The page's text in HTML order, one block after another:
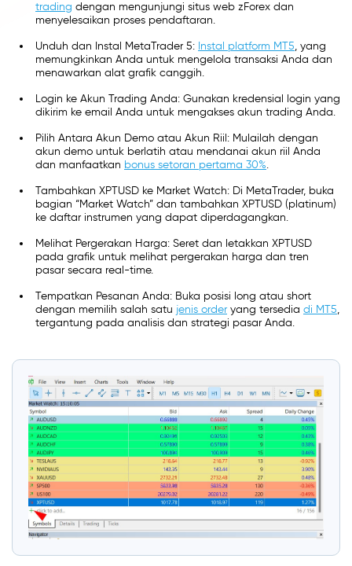
trading dengan mengunjungi situs web zForex dan
menyelesaikan proses pendaftaran.
Unduh dan Instal MetaTrader 5: Instal platform MT5, yang
memungkinkan Anda untuk mengelola transaksi Anda dan
menawarkan alat grafik canggih.
Login ke Akun Trading Anda: Gunakan kredensial login yang
dikirim ke email Anda untuk mengakses akun trading Anda.
Pilih Antara Akun Demo atau Akun Riil: Mulailah dengan
akun demo untuk berlatih atau mendanai akun riil Anda
dan manfaatkan bonus setoran pertama 30%.
Tambahkan XPTUSD ke Market Watch: Di MetaTrader, buka
bagian “Market Watch” dan tambahkan XPTUSD (platinum)
ke daftar instrumen yang dapat diperdagangkan.
Melihat Pergerakan Harga: Seret dan letakkan XPTUSD
pada grafik untuk melihat pergerakan harga dan tren
pasar secara real-time.
Tempatkan Pesanan Anda: Buka posisi long atau short
dengan memilih salah satu jenis orderyang tersedia di MT5,
tergantung pada analisis dan strategi pasar Anda.